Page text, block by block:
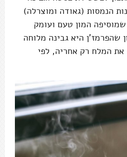
הנמסות (גאודה ומוצרלה)
המון טעם ועומק
שהפרמז'ן היא גבינה מלוחה
את המלח רק אחריה, לפי